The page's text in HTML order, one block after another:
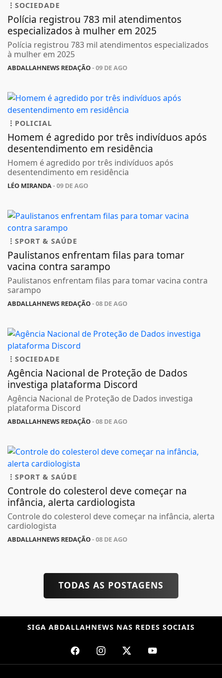
SOCIEDADE
Polícia registrou 783 mil atendimentos
especializados à mulher em 2025
Polícia registrou 783 mil atendimentos especializados
à mulher em 2025
ABDALLAHNEWS REDAÇÃO- 09 DE AGO
POLICIAL
Homem é agredido por três indivíduos após
desentendimento em residência
Homem é agredido por três indivíduos após
desentendimento em residência
LÉO MIRANDA- 09 DE AGO
SPORT & SAÚDE
Paulistanos enfrentam filas para tomar
vacina contra sarampo
Paulistanos enfrentam filas para tomar vacina contra
sarampo
ABDALLAHNEWS REDAÇÃO- 08 DE AGO
SOCIEDADE
Agência Nacional de Proteção de Dados
investiga plataforma Discord
Agência Nacional de Proteção de Dados investiga
plataforma Discord
ABDALLAHNEWS REDAÇÃO- 08 DE AGO
SPORT & SAÚDE
Controle do colesterol deve começar na
infância, alerta cardiologista
Controle do colesterol deve começar na infância, alerta
cardiologista
ABDALLAHNEWS REDAÇÃO- 08 DE AGO
TODAS AS POSTAGENS
SIGA ABDALLAHNEWS NAS REDES SOCIAIS